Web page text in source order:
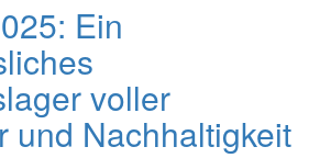
Ein
voller
und Nachhaltigkeit